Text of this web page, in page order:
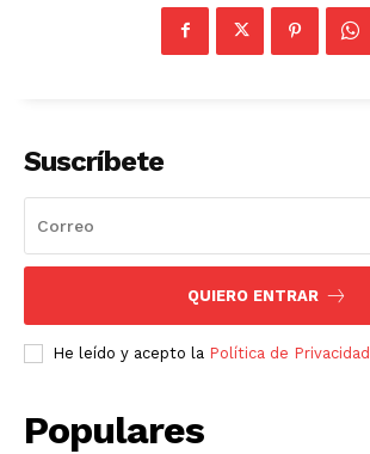
Suscríbete
QUIERO ENTRAR
He leído y acepto la Política de Privacidad
Populares